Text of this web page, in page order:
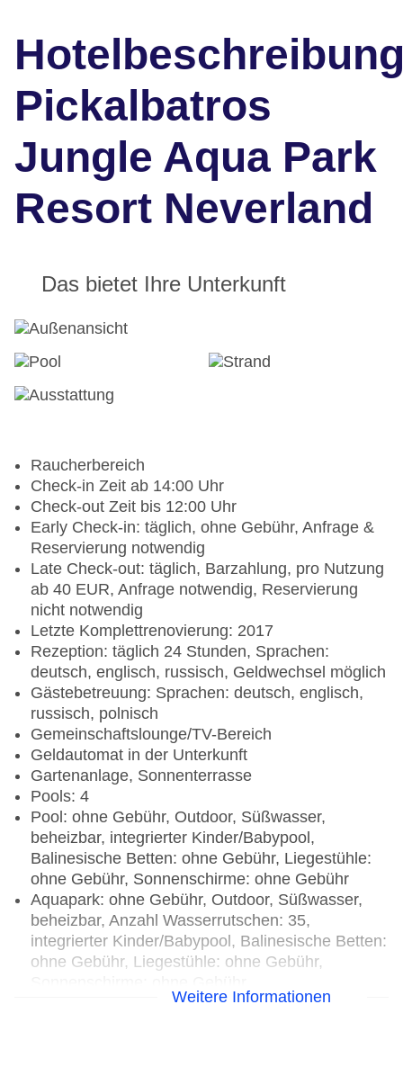
Pickalbatros
Jungle Aqua Park
Resort Neverland
Das bietet Ihre Unterkunft
Raucherbereich
Check-in Zeit ab 14:00 Uhr
Check-out Zeit bis 12:00 Uhr
Early Check-in: täglich, ohne Gebühr, Anfrage &
Reservierung notwendig
Late Check-out: täglich, Barzahlung, pro Nutzung
ab 40 EUR, Anfrage notwendig, Reservierung
nicht notwendig
Letzte Komplettrenovierung: 2017
Rezeption: täglich 24 Stunden, Sprachen:
deutsch, englisch, russisch, Geldwechsel möglich
Gästebetreuung: Sprachen: deutsch, englisch,
russisch, polnisch
Gemeinschaftslounge/TV-Bereich
Geldautomat in der Unterkunft
Gartenanlage, Sonnenterrasse
Pools: 4
Pool: ohne Gebühr, Outdoor, Süßwasser,
beheizbar, integrierter Kinder/Babypool,
Balinesische Betten: ohne Gebühr, Liegestühle:
ohne Gebühr, Sonnenschirme: ohne Gebühr
Aquapark: ohne Gebühr, Outdoor, Süßwasser,
beheizbar, Anzahl Wasserrutschen: 35,
integrierter Kinder/Babypool, Balinesische Betten:
ohne Gebühr, Liegestühle: ohne Gebühr,
Kinderpool: ohne Gebühr, Outdoor, Süßwasser,
Weitere Informationen